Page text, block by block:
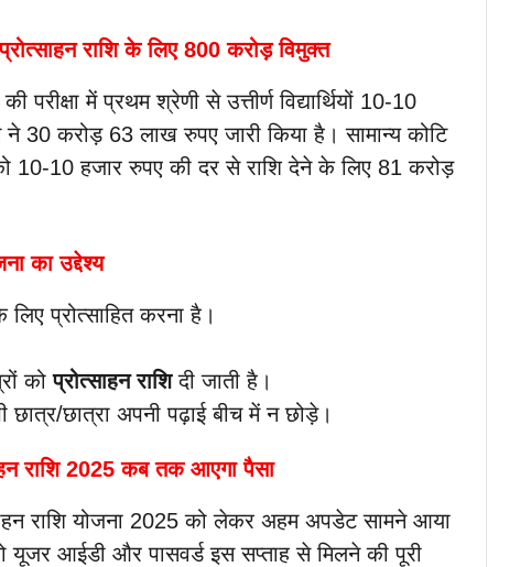
राशि के लिए 800 करोड़ विमुक्त
परीक्षा में प्रथम श्रेणी से उत्तीर्ण विद्यार्थियों 10-10
ने 30 करोड़ 63 लाख रुपए जारी किया है। सामान्य कोटि
10-10 हजार रुपए की दर से राशि देने के लिए 81 करोड़
का उद्देश्य
प्रोत्साहित करना है।
कोप्रोत्साहन राशिदी जाती है।
छात्रा अपनी पढ़ाई बीच में न छोड़े।
राशि 2025 कब तक आएगा पैसा
राशि योजना 2025 को लेकर अहम अपडेट सामने आया
यूजर आईडी और पासवर्ड इस सप्ताह से मिलने की पूरी